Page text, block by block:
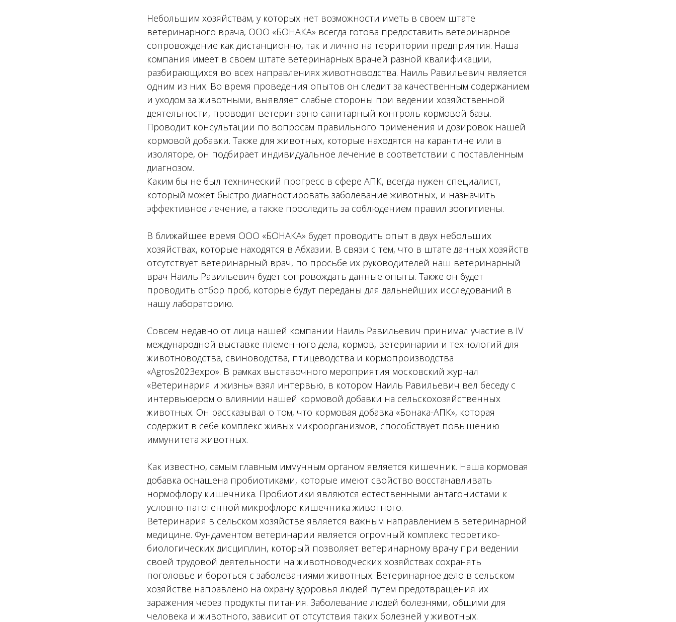
Небольшим хозяйствам, у которых нет возможности иметь в своем штате
ветеринарного врача, ООО «БОНАКА» всегда готова предоставить ветеринарное
сопровождение как дистанционно, так и лично на территории предприятия. Наша
компания имеет в своем штате ветеринарных врачей разной квалификации,
разбирающихся во всех направлениях животноводства. Наиль Равильевич является
одним из них. Во время проведения опытов он следит за качественным содержанием
и уходом за животными, выявляет слабые стороны при ведении хозяйственной
деятельности, проводит ветеринарно-санитарный контроль кормовой базы.
Проводит консультации по вопросам правильного применения и дозировок нашей
кормовой добавки. Также для животных, которые находятся на карантине или в
изоляторе, он подбирает индивидуальное лечение в соответствии с поставленным
диагнозом.
Каким бы не был технический прогресс в сфере АПК, всегда нужен специалист,
который может быстро диагностировать заболевание животных, и назначить
эффективное лечение, а также проследить за соблюдением правил зоогигиены.
В ближайшее время ООО «БОНАКА» будет проводить опыт в двух небольших
хозяйствах, которые находятся в Абхазии. В связи с тем, что в штате данных хозяйств
отсутствует ветеринарный врач, по просьбе их руководителей наш ветеринарный
врач Наиль Равильевич будет сопровождать данные опыты. Также он будет
проводить отбор проб, которые будут переданы для дальнейших исследований в
нашу лабораторию.
Совсем недавно от лица нашей компании Наиль Равильевич принимал участие в IV
международной выставке племенного дела, кормов, ветеринарии и технологий для
животноводства, свиноводства, птицеводства и кормопроизводства
«Agros2023expo». В рамках выставочного мероприятия московский журнал
«Ветеринария и жизнь» взял интервью, в котором Наиль Равильевич вел беседу с
интервьюером о влиянии нашей кормовой добавки на сельскохозяйственных
животных. Он рассказывал о том, что кормовая добавка «Бонака-АПК», которая
содержит в себе комплекс живых микроорганизмов, способствует повышению
иммунитета животных.
Как известно, самым главным иммунным органом является кишечник. Наша кормовая
добавка оснащена пробиотиками, которые имеют свойство восстанавливать
нормофлору кишечника. Пробиотики являются естественными антагонистами к
условно-патогенной микрофлоре кишечника животного.
Ветеринария в сельском хозяйстве является важным направлением в ветеринарной
медицине. Фундаментом ветеринарии является огромный комплекс теоретико-
биологических дисциплин, который позволяет ветеринарному врачу при ведении
своей трудовой деятельности на животноводческих хозяйствах сохранять
поголовье и бороться с заболеваниями животных. Ветеринарное дело в сельском
хозяйстве направлено на охрану здоровья людей путем предотвращения их
заражения через продукты питания. Заболевание людей болезнями, общими для
человека и животного, зависит от отсутствия таких болезней у животных.